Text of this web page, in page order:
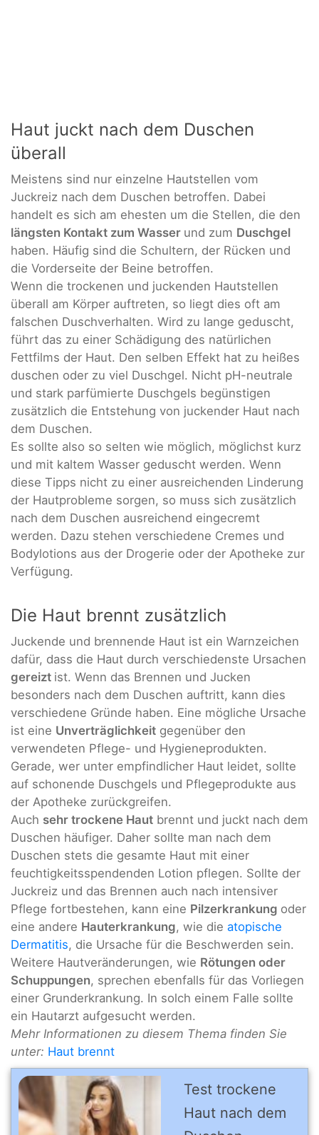
Haut juckt nach dem Duschen
überall
Meistens sind nur einzelne Hautstellen vom
Juckreiz nach dem Duschen betroffen. Dabei
handelt es sich am ehesten um die Stellen, die den
längsten Kontakt zum Wasser und zum Duschgel
haben. Häufig sind die Schultern, der Rücken und
die Vorderseite der Beine betroffen.
Wenn die trockenen und juckenden Hautstellen
überall am Körper auftreten, so liegt dies oft am
falschen Duschverhalten. Wird zu lange geduscht,
führt das zu einer Schädigung des natürlichen
Fettfilms der Haut. Den selben Effekt hat zu heißes
duschen oder zu viel Duschgel. Nicht pH-neutrale
und stark parfümierte Duschgels begünstigen
zusätzlich die Entstehung von juckender Haut nach
dem Duschen.
Es sollte also so selten wie möglich, möglichst kurz
und mit kaltem Wasser geduscht werden. Wenn
diese Tipps nicht zu einer ausreichenden Linderung
der Hautprobleme sorgen, so muss sich zusätzlich
nach dem Duschen ausreichend eingecremt
werden. Dazu stehen verschiedene Cremes und
Bodylotions aus der Drogerie oder der Apotheke zur
Verfügung.
Die Haut brennt zusätzlich
Juckende und brennende Haut ist ein Warnzeichen
dafür, dass die Haut durch verschiedenste Ursachen
gereizt ist. Wenn das Brennen und Jucken
besonders nach dem Duschen auftritt, kann dies
verschiedene Gründe haben. Eine mögliche Ursache
ist eine Unverträglichkeit gegenüber den
verwendeten Pflege- und Hygieneprodukten.
Gerade, wer unter empfindlicher Haut leidet, sollte
auf schonende Duschgels und Pflegeprodukte aus
der Apotheke zurückgreifen.
Auch sehr trockene Haut brennt und juckt nach dem
Duschen häufiger. Daher sollte man nach dem
Duschen stets die gesamte Haut mit einer
feuchtigkeitsspendenden Lotion pflegen. Sollte der
Juckreiz und das Brennen auch nach intensiver
Pflege fortbestehen, kann eine Pilzerkrankung oder
eine andere Hauterkrankung, wie die atopische
Dermatitis, die Ursache für die Beschwerden sein.
Weitere Hautveränderungen, wie Rötungen oder
Schuppungen, sprechen ebenfalls für das Vorliegen
einer Grunderkrankung. In solch einem Falle sollte
ein Hautarzt aufgesucht werden.
Mehr Informationen zu diesem Thema finden Sie
unter: Haut brennt
Test trockene
Haut nach dem